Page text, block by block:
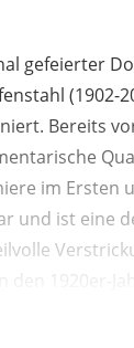
gefeierter
Bereits
im
und ist eine
1920er-